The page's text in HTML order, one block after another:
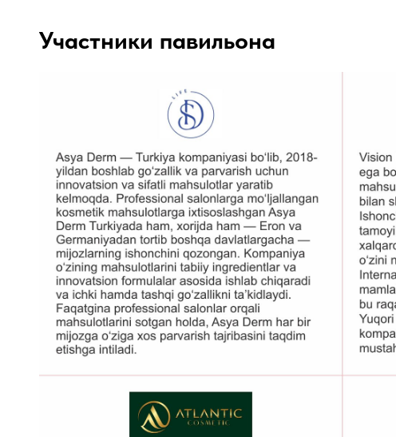
Участники павильона